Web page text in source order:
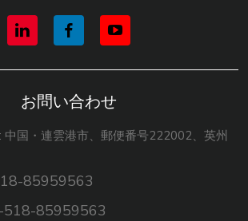
お問い合わせ
国・連雲港市、郵便番号222002、英州
85959563
518-85959563